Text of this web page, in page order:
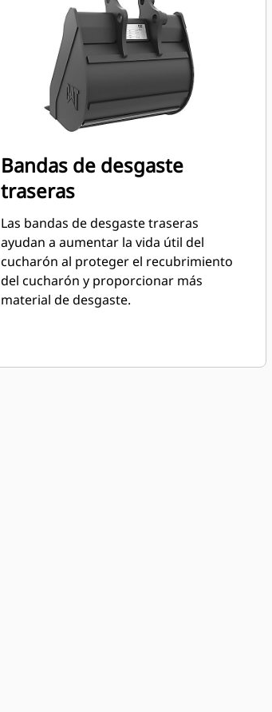
Bandas de desgaste
traseras
Las bandas de desgaste traseras
ayudan a aumentar la vida útil del
cucharón al proteger el recubrimiento
del cucharón y proporcionar más
material de desgaste.